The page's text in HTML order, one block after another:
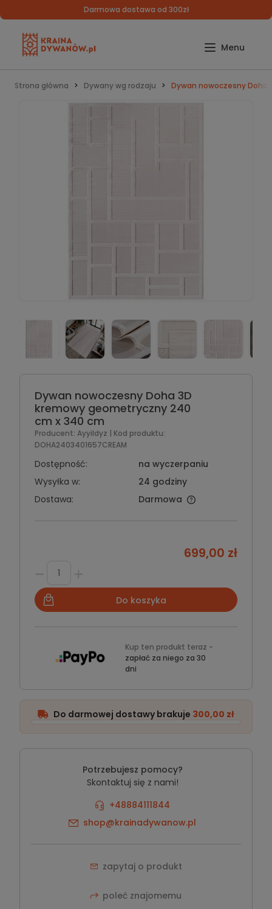
Darmowa dostawa od 300zł
Strona główna Dywany wg rodzaju Dywan nowoczesny Doha
Dywan nowoczesny Doha 3D
kremowy geometryczny 240
cm x 340 cm
Producent: Ayyildyz | Kod produktu:
DOHA2403401657CREAM
Dostępność:
na wyczerpaniu
Wysyłka w:
24 godziny
Dostawa:
Darmowa
699,00 zł
Do koszyka
Kup ten produkt teraz -
zapłać za niego za 30
dni
Do darmowej dostawy brakuje 300,00 zł
Potrzebujesz pomocy?
Skontaktuj się z nami!
+48884111844
shop@krainadywanow.pl
zapytaj o produkt
poleć znajomemu